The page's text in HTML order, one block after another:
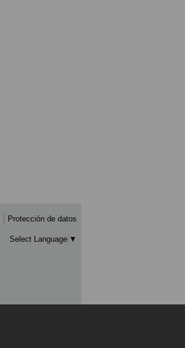
Protección de datos
Select Language ▼